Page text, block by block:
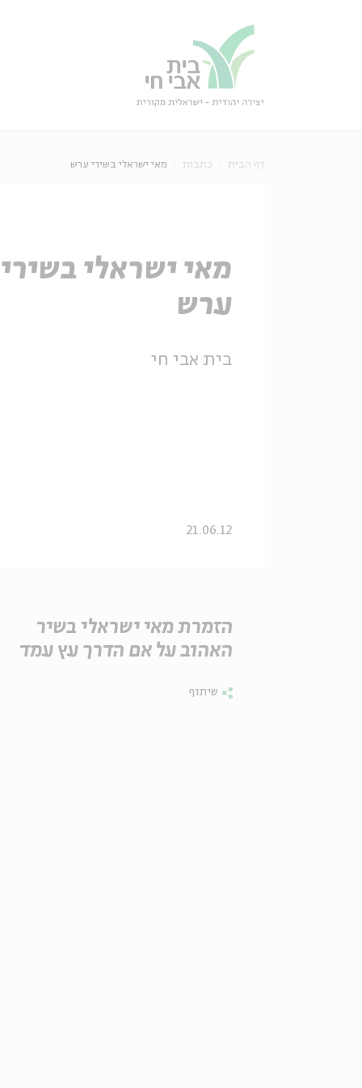
דף הבית כתבות מאי ישראלי בשירי ערש
מאי ישראלי בשירי
ערש
בית אבי חי
21.06.12
הזמרת מאי ישראלי בשיר
האהוב על אם הדרך עץ עמד
שיתוף